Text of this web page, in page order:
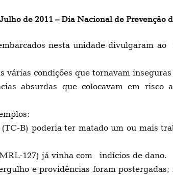
de 2011 – Dia Nacional de Prevenção
nesta unidade divulgaram ao
condições que tornavam inseguras
absurdas que colocavam em risco
B) poderia ter matado um ou mais
127) já vinha com indícios de dano.
e providências foram